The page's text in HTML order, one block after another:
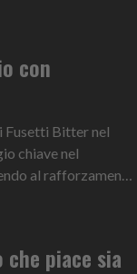
con
Fusetti Bitter nel
chiave nel
al rafforzamento
piace sia